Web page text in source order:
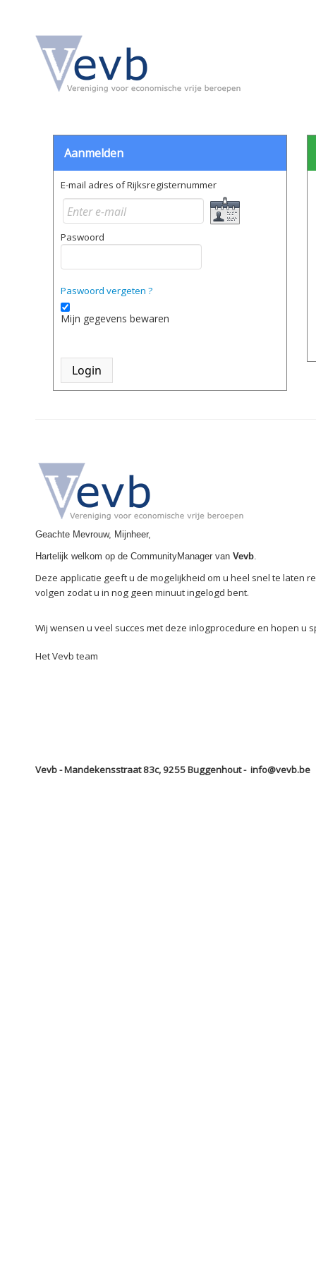
Aanmelden
E-mail adres of Rijksregisternummer
Paswoord
Paswoord vergeten ?
Mijn gegevens bewaren
Geachte Mevrouw, Mijnheer,
Hartelijk welkom op de CommunityManager van Vevb.
Deze applicatie geeft u de mogelijkheid om u heel snel te laten
volgen zodat u in nog geen minuut ingelogd bent.
Wij wensen u veel succes met deze inlogprocedure en hopen
Het Vevb team
Vevb - Mandekensstraat 83c, 9255 Buggenhout - info@vevb.be